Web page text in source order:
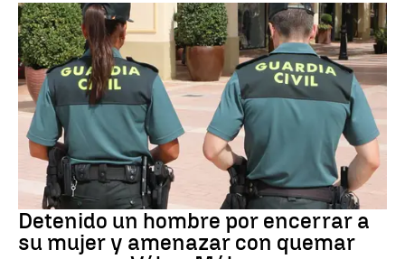
VIOLENCIA MACHISTA
Detenido un hombre por encerrar a
su mujer y amenazar con quemar